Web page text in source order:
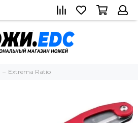
Extrema Ratio